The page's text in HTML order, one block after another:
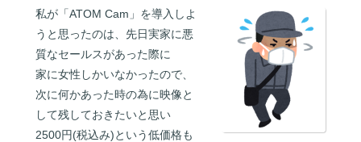
私が「ATOM Cam」を導入しよ
うと思ったのは、先日実家に悪
質なセールスがあった際に
家に女性しかいなかったので、
次に何かあった時の為に映像と
して残しておきたいと思い
2500円(税込み)という低価格も